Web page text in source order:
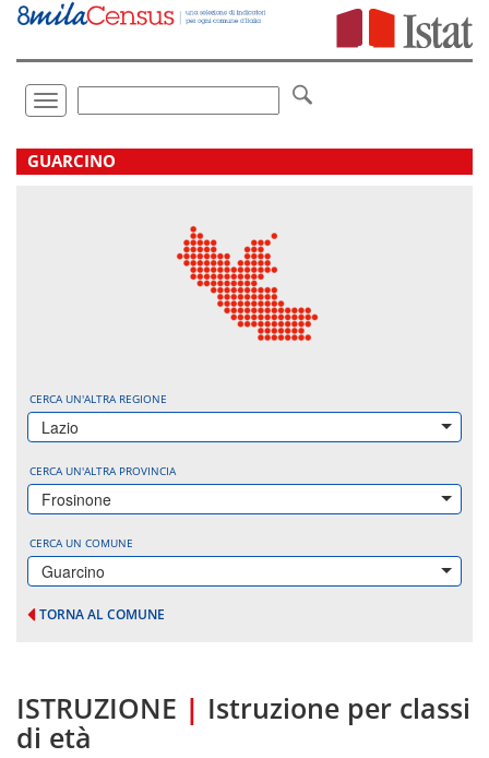
Vai
direttamente
Toggle
navigation
.
GUARCINO
CERCA UN'ALTRA REGIONE
Lazio
CERCA UN'ALTRA PROVINCIA
Frosinone
CERCA UN COMUNE
Guarcino
TORNA AL COMUNE
ISTRUZIONE | Istruzione per classi
di età